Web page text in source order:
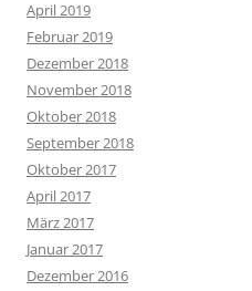
April 2019
Februar 2019
Dezember 2018
November 2018
Oktober 2018
September 2018
Oktober 2017
April 2017
März 2017
Januar 2017
Dezember 2016